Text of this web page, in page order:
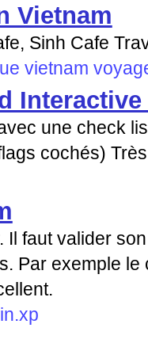
Vietnam
Sinh Cafe
vietnam
Interactive
une check
cochés)
Il faut valider
Par exemple